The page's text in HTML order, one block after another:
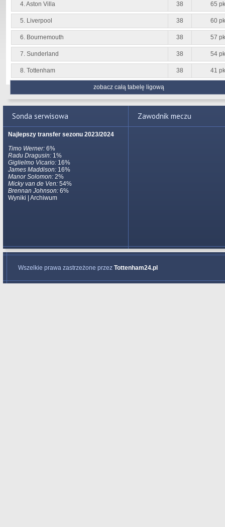
4. Aston Villa 38 65
5. Liverpool 38 60
6. Bournemouth 38 57
7. Sunderland 38 54
8. Tottenham 38 41
zobacz całą tabelę ligową
Sonda serwisowa
Najlepszy transfer sezonu 2023/2024
Timo Werner: 6%
Radu Dragusin: 1%
Giglielmo Vicario: 16%
James Maddison: 16%
Manor Solomon: 2%
Micky van de Ven: 54%
Brennan Johnson: 6%
Wyniki
Archiwum
Zawodnik meczu
Wszelkie prawa zastrzeżone przez Tottenham24.pl